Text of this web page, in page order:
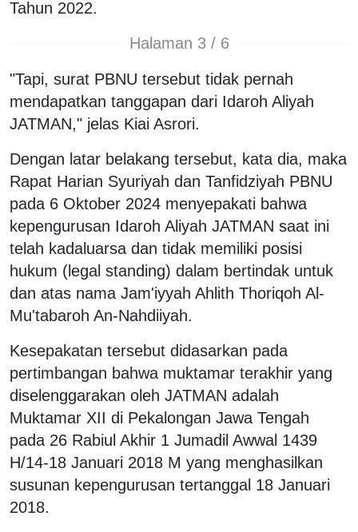
Tahun 2022.
Halaman 3 / 6
"Tapi, surat PBNU tersebut tidak pernah
mendapatkan tanggapan dari Idaroh Aliyah
JATMAN," jelas Kiai Asrori.
Dengan latar belakang tersebut, kata dia, maka
Rapat Harian Syuriyah dan Tanfidziyah PBNU
pada 6 Oktober 2024 menyepakati bahwa
kepengurusan Idaroh Aliyah JATMAN saat ini
telah kadaluarsa dan tidak memiliki posisi
hukum (legal standing) dalam bertindak untuk
dan atas nama Jam'iyyah Ahlith Thoriqoh Al-
Mu'tabaroh An-Nahdiiyah.
Kesepakatan tersebut didasarkan pada
pertimbangan bahwa muktamar terakhir yang
diselenggarakan oleh JATMAN adalah
Muktamar XII di Pekalongan Jawa Tengah
pada 26 Rabiul Akhir 1 Jumadil Awwal 1439
H/14-18 Januari 2018 M yang menghasilkan
susunan kepengurusan tertanggal 18 Januari
2018.